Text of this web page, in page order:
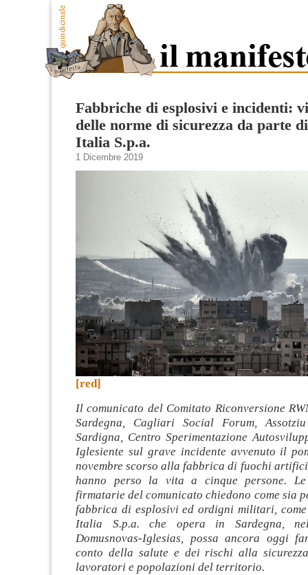
Fabbriche di esplosivi e incidenti:
delle norme di sicurezza da parte
Italia S.p.a.
1 Dicembre 2019
[red]
Il comunicato del Comitato Riconversione
Sardegna, Cagliari Social Forum, Assotziu
Sardigna, Centro Sperimentazione
Iglesiente sul grave incidente avvenuto il
novembre scorso alla fabbrica di fuochi
hanno perso la vita a cinque persone. Le
firmatarie del comunicato chiedono come sia
fabbrica di esplosivi ed ordigni militari,
Italia S.p.a. che opera in Sardegna,
Domusnovas-Iglesias, possa ancora oggi
conto della salute e dei rischi alla
lavoratori e popolazioni del territorio.